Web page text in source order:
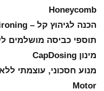
Honeycomb
הכנה לגיהוץ קל – Pre-ironing
תוספי כביסה מושלמים
מינון CapDosing
Motor